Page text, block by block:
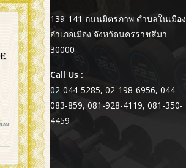
139-141 ถนนมิตรภาพ ตำบลในเมือง
อำเภอเมือง จังหวัดนครราชสีมา
30000
Call Us :
02-044-5285, 02-198-6956, 044-
083-859, 081-928-4119, 081-350-
4459